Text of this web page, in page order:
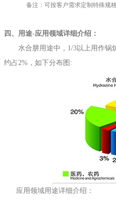
备注：可按客户需求定制特殊规
四、用途-应用领域详细介绍：
水合肼用途中，1/3以上用作锅炉
约占2%，如下分布图:
应用领域用途详细介绍：